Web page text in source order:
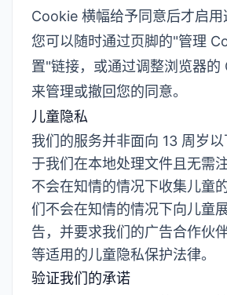
Cookie 横幅给予同意后才启用
您可以随时通过页脚的"管理
置"链接，或通过调整浏览器的
来管理或撤回您的同意。
儿童隐私
我们的服务并非面向 13 周岁
于我们在本地处理文件且无需
不会在知情的情况下收集儿童
们不会在知情的情况下向儿童
告，并要求我们的广告合作伙
等适用的儿童隐私保护法律。
验证我们的承诺